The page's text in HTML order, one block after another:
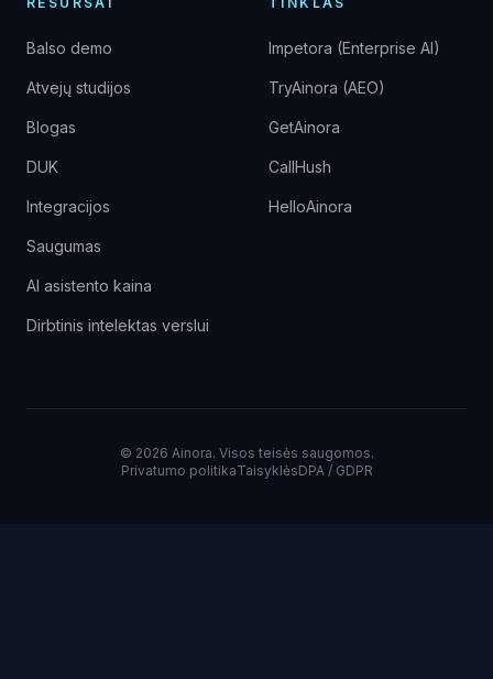
Balso demo
Atvejų studijos
Blogas
DUK
Integracijos
Saugumas
AI asistento kaina
Dirbtinis intelektas verslui
Impetora (Enterprise AI)
TryAinora (AEO)
GetAinora
CallHush
HelloAinora
© 2026 Ainora. Visos teisės saugomos.
Privatumo politikaTaisyklėsDPA / GDPR